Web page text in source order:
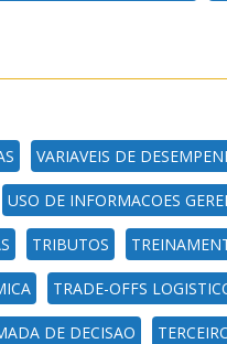
VARIAVEIS DE
USO DE INFORMACOES
TRIBUTOS
TRADE-OFFS
DE DECISAO